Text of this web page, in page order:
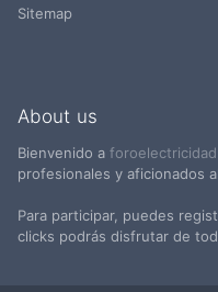
Sitemap
About us
Bienvenido a
profesionales y aficionados
Para participar, puedes
clicks podrás disfrutar de